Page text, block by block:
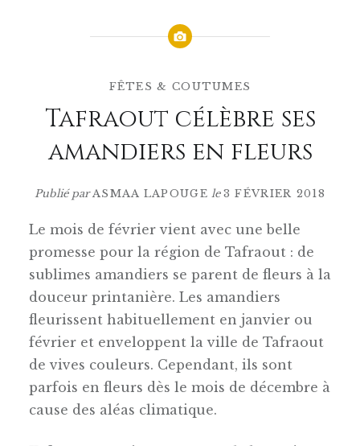
FÊTES & COUTUMES
Tafraout célèbre ses
amandiers en fleurs
Publié parASMAA LAPOUGE le3 FÉVRIER 2018
Le mois de février vient avec une belle
promesse pour la région de Tafraout : de
sublimes amandiers se parent de fleurs à la
douceur printanière. Les amandiers
fleurissent habituellement en janvier ou
février et enveloppent la ville de Tafraout
de vives couleurs. Cependant, ils sont
parfois en fleurs dès le mois de décembre à
cause des aléas climatique.